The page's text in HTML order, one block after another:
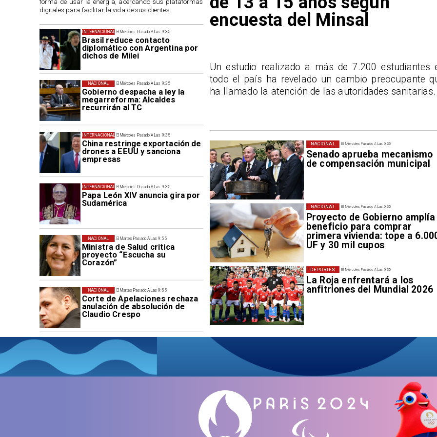
El Miércoles Pasado A Las 9:35
Brasil reduce contacto
diplomático con Argentina por
dichos de Milei
INTERNACIONAL
El Miércoles Pasado A Las 9:35
Gobierno despacha a ley la
megarreforma: Alcaldes
recurrirán al TC
NACIONAL
El Miércoles Pasado A Las 9:35
China restringe exportación de
drones a EEUU y sanciona
empresas
INTERNACIONAL
El Miércoles Pasado A Las 9:35
Papa León XIV anuncia gira por
Sudamérica
INTERNACIONAL
El Martes Pasado A Las 9:55
Ministra de Salud critica
proyecto “Escucha su
Corazón”
NACIONAL
El Martes Pasado A Las 9:55
Corte de Apelaciones rechaza
anulación de absolución de
Claudio Crespo
NACIONAL
El Miércoles Pasado A Las 9:35
Senado aprueba mecanismo
de compensación municipal
NACIONAL
El Miércoles Pasado A Las 9:35
Proyecto de Gobierno amplía
beneficio para comprar
primera vivienda: tope a
UF y 30 mil cupos
NACIONAL
El Miércoles Pasado A Las 9:35
La Roja enfrentará a los
anfitriones del Mundial 2026
DEPORTES
forma de usar la energía, acercando sus plataformas
digitales para facilitar la vida de sus clientes.
encuesta del Minsal
Un estudio realizado a más de 7.200 estudiantes
todo el país ha revelado un cambio preocupante
ha llamado la atención de las autoridades sanitarias.